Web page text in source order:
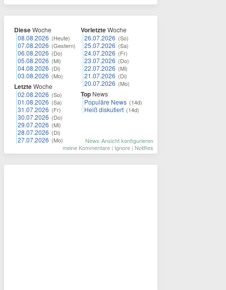
DieseWoche
08.08.2026 (Heute)
07.08.2026 (Gestern)
06.08.2026 (Do)
05.08.2026 (Mi)
04.08.2026 (Di)
03.08.2026 (Mo)
LetzteWoche
02.08.2026 (So)
01.08.2026 (Sa)
31.07.2026 (Fr)
30.07.2026 (Do)
29.07.2026 (Mi)
28.07.2026 (Di)
27.07.2026 (Mo)
VorletzteWoche
26.07.2026 (So)
25.07.2026 (Sa)
24.07.2026 (Fr)
23.07.2026 (Do)
22.07.2026 (Mi)
21.07.2026 (Di)
20.07.2026 (Mo)
Top News
Populäre News (14d)
Heiß diskutiert (14d)
News-Ansicht konfigurieren
meine Kommentare | Ignore | Notifies